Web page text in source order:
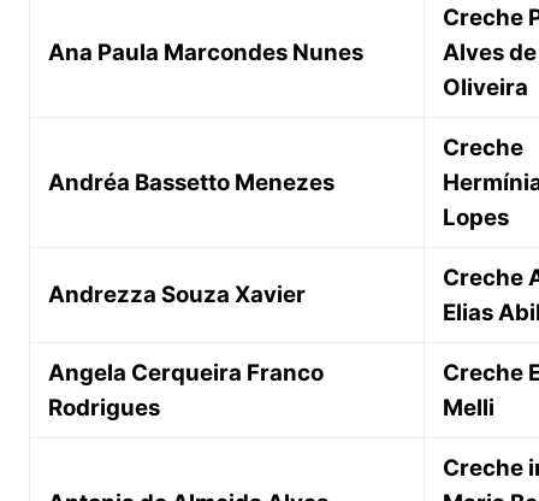
Ana Paula Marcondes Nunes
Creche
Alves de
Oliveira
Andréa Bassetto Menezes
Creche
Lopes
Andrezza Souza Xavier
Creche
Elias
Angela Cerqueira Franco
Rodrigues
Creche
Melli
Creche